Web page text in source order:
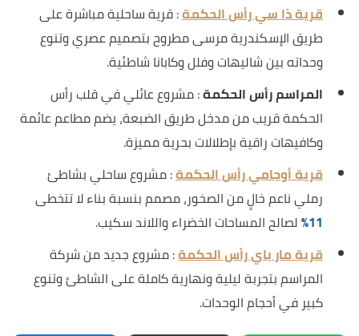
قرية ذا سي رأس الحكمة: قرية ساحلية مباشرة على
طريق الإسكندرية مرسى مطروح بتصميم عصري وتنوع
وحداته بين شاليهات وفلل وكابانا شاطئية.
المراسم رأس الحكمة: مشروع عائلي في قلب رأس
الحكمة قريب من مدخل طريق الضبعة، يضم مطاعم عائمة
وكافيهات راقية بإطلالات بحرية مميزة.
قرية أوجامي رأس الحكمة: مشروع ساحلي بشاطئ
رملي ناعم خالٍ من الصخور، مصمم بنسبة بناء لا تتخطى
11% لصالح المساحات الخضراء واللاند سكيب.
قرية مار باي رأس الحكمة: مشروع جديد من شركة
المراسم بتجربة ليلية ونهارية كاملة على الشاطئ وتنوع
كبير في أحجام الوحدات.